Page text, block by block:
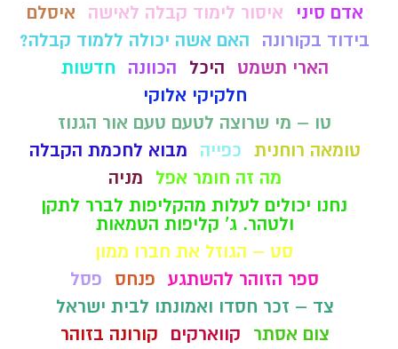
אדם סיני איסור לימוד קבלה לאישה
איסלם
בידוד בקורונה
האם אשה יכולה ללמוד קבלה?
הארי תשמט
היכל הכוונה
חדשות
חלקיקי אלוקי
טו – מי שרוצה לטעם טעם אור הגנוז
טומאה רוחנית כפייה
מבוא לחכמת הקבלה
מה זה חומר אפל
מניה
נחנו יכולים לעלות מהקליפות לברר לתקן
ולטהר. ג' קליפות הטמאות
סט – הגוזל את חברו ממון
ספר הזוהר להשתגע פנחס
פסל
צד – זכר חסדו ואמונתו לבית ישראל
צום אסתר
קווארקים
קורונה בזוהר